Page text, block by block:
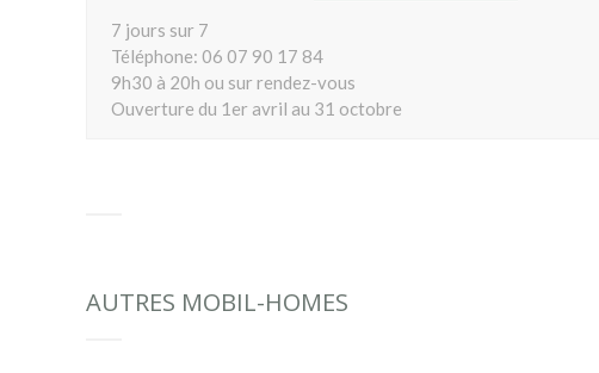
7 jours sur 7
Téléphone: 06 07 90 17 84
9h30 à 20h ou sur rendez-vous
Ouverture du 1er avril au 31 octobre
AUTRES MOBIL-HOMES